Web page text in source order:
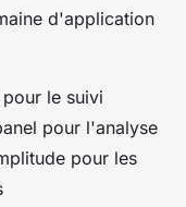
d'application
le suivi
pour l'analyse
pour les